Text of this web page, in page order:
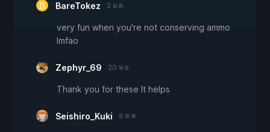
BareTokez 2 ม.ค.
very fun when you're not conserving ammo
lmfao
Zephyr_69 20 พ.ย.
Thank you for these It helps
Seishiro_Kuki 8 ต.ค.